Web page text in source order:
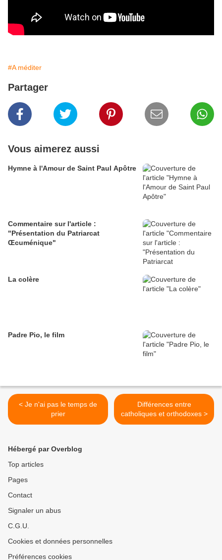
#A méditer
Partager
Vous aimerez aussi
Hymne à l'Amour de Saint Paul Apôtre
Commentaire sur l'article :
"Présentation du Patriarcat
Œcuménique"
La colère
Padre Pio, le film
< Je n'ai pas le temps de
prier
Différences entre
catholiques et orthodoxes >
Hébergé par Overblog
Top articles
Pages
Contact
Signaler un abus
C.G.U.
Cookies et données personnelles
Préférences cookies